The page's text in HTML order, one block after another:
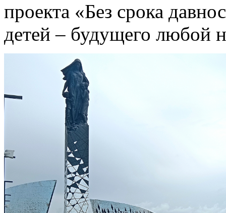
проекта «Без срока
детей – будущего любой